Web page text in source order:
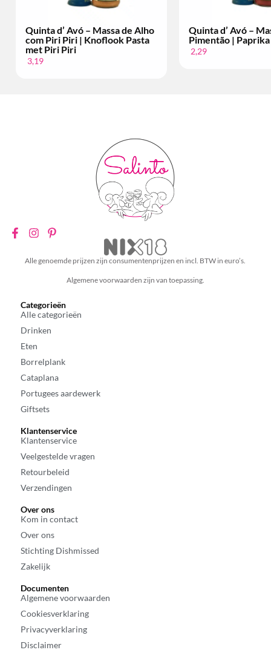
Quinta d’ Avó – Massa de Alho
com Piri Piri | Knoflook Pasta
met Piri Piri
3,19
Quinta d’ Avó –
Pimentão | Paprika
2,29
Alle genoemde prijzen zijn consumentenprijzen en incl. BTW in euro’s.
Algemene voorwaarden zijn van toepassing.
Categorieën
Alle categorieën
Drinken
Eten
Borrelplank
Cataplana
Portugees aardewerk
Giftsets
Klantenservice
Klantenservice
Veelgestelde vragen
Retourbeleid
Verzendingen
Over ons
Kom in contact
Over ons
Stichting Dishmissed
Zakelijk
Documenten
Algemene voorwaarden
Cookiesverklaring
Privacyverklaring
Disclaimer